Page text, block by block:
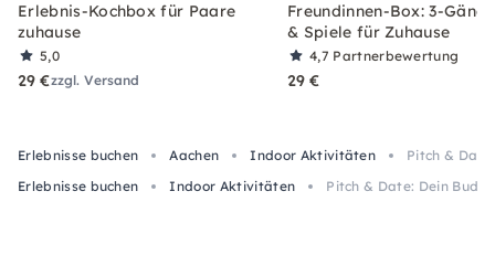
Erlebnis-Kochbox für Paare
zuhause
5,0
29 €zzgl. Versand
Freundinnen-Box: 3-
& Spiele für Zuhause
4,7 Partnerbewertung
29 €
Erlebnisse buchen Aachen Indoor Aktivitäten
Pitch &
Erlebnisse buchen
Indoor Aktivitäten Pitch & Date: Dein